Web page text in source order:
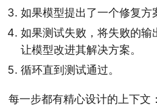
如果模型提出了一个修复方
如果测试失败，将失败的输
让模型改进其解决方案。
循环直到测试通过。
每一步都有精心设计的上下文